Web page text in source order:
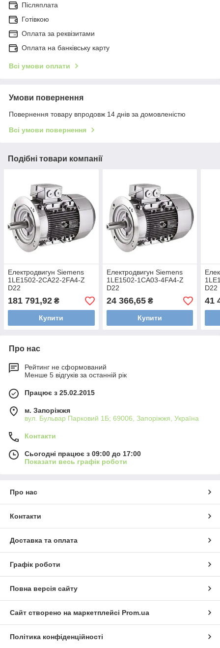
Післяплата
Готівкою
Оплата за реквізитами
Оплата на банківську карту
Всі умови оплати
Умови повернення
Повернення товару впродовж 14 днів за домовленістю
Всі умови повернення
Подібні товари компанії
Електродвигун Siemens
1LE1502-2CA22-2FA4-Z
D22
181 791,92 ₴
Купити
Електродвигун Siemens
1LE1502-1CA03-4FA4-Z
D22
24 366,65₴
Купити
D22
41
Про нас
Рейтинг не сформований
Менше 5 відгуків за останній рік
Працює з 25.02.2015
м. Запоріжжя
вул. Бульвар Парковий 1Б; 69006, Запоріжжя, Україна
Контакти
Сьогодні працює з 09:00 до 17:00
Показати весь графік роботи
Про нас
Контакти
Доставка та оплата
Графік роботи
Повна версія сайту
Сайт створено на маркетплейсі Prom.ua
Політика конфіденційності